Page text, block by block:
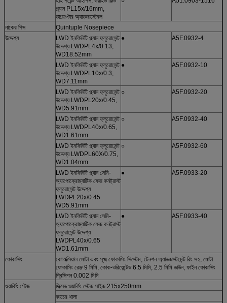
প্ল্যান PL15x/16mm,
ডায়োপ্টার অ্যাডজাস্টেবল
নাকের পিস
Quintuple Nosepiece
উদ্দেশ্য
LWD ইনফিনিটি প্ল্যান ফ্লুরোসেন্ট
উদ্দেশ্য LWDPL4x/0.13,
WD18.52mm
● A5F.0932-4
LWD ইনফিনিটি প্ল্যান ফ্লুরোসেন্ট
উদ্দেশ্য LWDPL10x/0.3,
WD7.11mm
● A5F.0932-10
LWD ইনফিনিটি প্ল্যান ফ্লুরোসেন্ট
উদ্দেশ্য LWDPL20x/0.45,
WD5.91mm
○ A5F.0932-20
LWD ইনফিনিটি প্ল্যান ফ্লুরোসেন্ট
উদ্দেশ্য LWDPL40x/0.65,
WD1.61mm
○ A5F.0932-40
LWD ইনফিনিটি প্ল্যান ফ্লুরোসেন্ট
উদ্দেশ্য LWDPL60X/0.75,
WD1.04mm
○ A5F.0932-60
LWD ইনফিনিটি প্ল্যান সেমি-
অ্যাপোক্রোম্যাটিক ফেজ কনট্রাস্ট
ফ্লুরোসেন্ট উদ্দেশ্য
LWDPL20x/0.45
WD5.91mm
● A5F.0933-20
LWD ইনফিনিটি প্ল্যান সেমি-
অ্যাপোক্রোম্যাটিক ফেজ কনট্রাস্ট
ফ্লুরোসেন্ট উদ্দেশ্য
LWDPL40x/0.65
WD1.61mm
● A5F.0933-40
ফোকাসিং
কোঅক্সিয়াল মোটা এবং সূক্ষ্ম ফোকাসিং সিস্টেম, টেনশন অ্যাডজাস্টমেন্ট রিং সহ, মোটা
ফোকাসিং রেঞ্জ 9 মিমি, কোক-ওরিয়েন্টেড 6.5 মিমি, 2.5 মিমি ডাউন, ফাইন ফোকাসিং
প্রিসিশন 0.002 মিমি
ওয়ার্কিং স্টেজ
ফিক্সড ওয়ার্কিং স্টেজ সাইজ 215x250mm
কাচের থালা